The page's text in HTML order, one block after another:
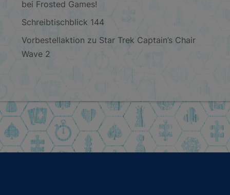
bei Frosted Games!
Schreibtischblick 144
Vorbestellaktion zu Star Trek Captain’s Chair
Wave 2